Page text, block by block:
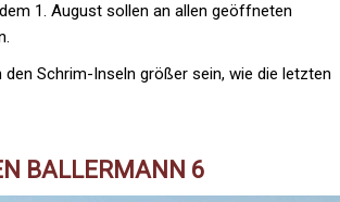
1. August sollen an allen geöffneten
Schrim-Inseln größer sein, wie die letzten
BALLERMANN 6